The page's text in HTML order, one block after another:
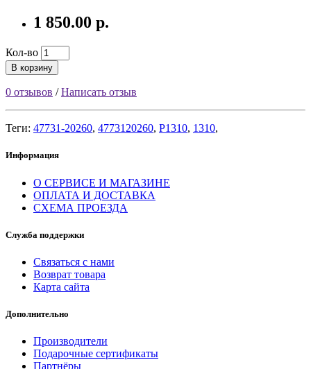
1 850.00 р.
Кол-во
В корзину
0 отзывов /Написать отзыв
Теги: 47731-20260, 4773120260, P1310, 1310,
Информация
О СЕРВИСЕ И МАГАЗИНЕ
ОПЛАТА И ДОСТАВКА
СХЕМА ПРОЕЗДА
Служба поддержки
Связаться с нами
Возврат товара
Карта сайта
Дополнительно
Производители
Подарочные сертификаты
Партнёры